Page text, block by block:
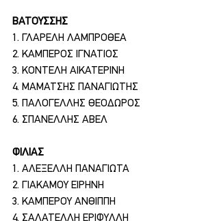
ΒΑΤΟΥΣΣΗΣ
1. ΓΛΑΡΕΛΗ ΛΑΜΠΡΟΘΕΑ
2. ΚΑΜΠΕΡΟΣ ΙΓΝΑΤΙΟΣ
3. ΚΟΝΤΕΛΗ ΑΙΚΑΤΕΡΙΝΗ
4. ΜΑΜΑΤΣΗΣ ΠΑΝΑΓΙΩΤΗΣ
5. ΠΑΛΟΓΕΛΛΗΣ ΘΕΟΔΩΡΟΣ
6. ΣΠΑΝΕΛΛΗΣ ΑΒΕΛ
ΦΙΛΙΑΣ
1. ΑΛΕΞΕΛΛΗ ΠΑΝΑΓΙΩΤΑ
2. ΓΙΑΚΑΜΟΥ ΕΙΡΗΝΗ
3. ΚΑΜΠΕΡΟΥ ΑΝΘΙΠΠΗ
4. ΣΑΛΑΤΕΛΛΗ ΕΡΙΦΥΛΛΗ